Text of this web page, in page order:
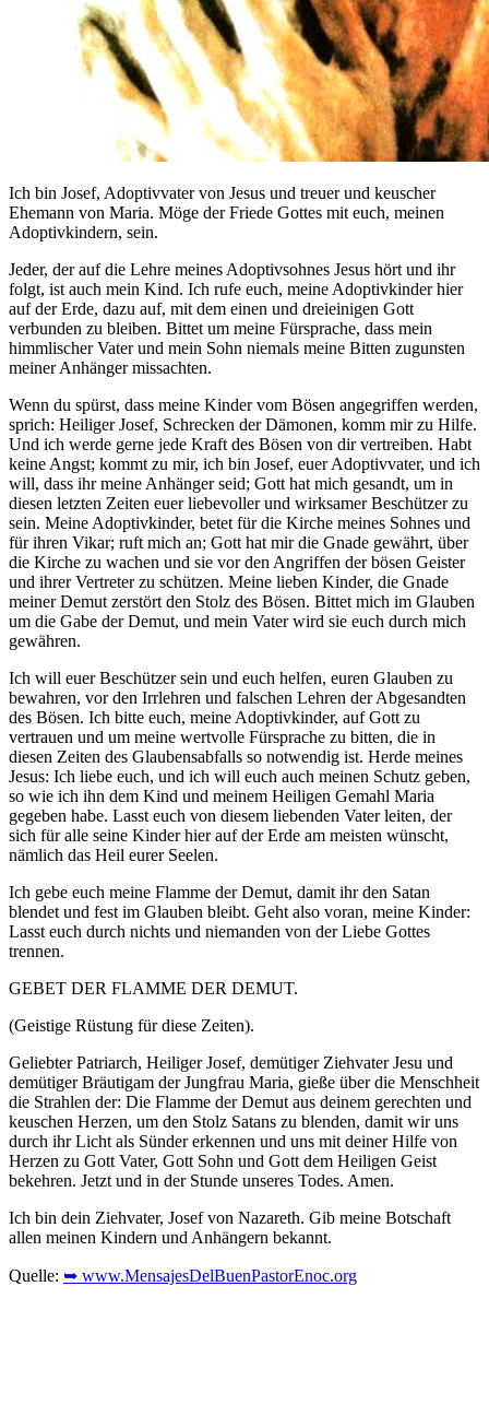
Ich bin Josef, Adoptivvater von Jesus und treuer und keuscher
Ehemann von Maria. Möge der Friede Gottes mit euch, meinen
Adoptivkindern, sein.
Jeder, der auf die Lehre meines Adoptivsohnes Jesus hört und ihr
folgt, ist auch mein Kind. Ich rufe euch, meine Adoptivkinder hier
auf der Erde, dazu auf, mit dem einen und dreieinigen Gott
verbunden zu bleiben. Bittet um meine Fürsprache, dass mein
himmlischer Vater und mein Sohn niemals meine Bitten zugunsten
meiner Anhänger missachten.
Wenn du spürst, dass meine Kinder vom Bösen angegriffen werden,
sprich: Heiliger Josef, Schrecken der Dämonen, komm mir zu Hilfe.
Und ich werde gerne jede Kraft des Bösen von dir vertreiben. Habt
keine Angst; kommt zu mir, ich bin Josef, euer Adoptivvater, und ich
will, dass ihr meine Anhänger seid; Gott hat mich gesandt, um in
diesen letzten Zeiten euer liebevoller und wirksamer Beschützer zu
sein. Meine Adoptivkinder, betet für die Kirche meines Sohnes und
für ihren Vikar; ruft mich an; Gott hat mir die Gnade gewährt, über
die Kirche zu wachen und sie vor den Angriffen der bösen Geister
und ihrer Vertreter zu schützen. Meine lieben Kinder, die Gnade
meiner Demut zerstört den Stolz des Bösen. Bittet mich im Glauben
um die Gabe der Demut, und mein Vater wird sie euch durch mich
gewähren.
Ich will euer Beschützer sein und euch helfen, euren Glauben zu
bewahren, vor den Irrlehren und falschen Lehren der Abgesandten
des Bösen. Ich bitte euch, meine Adoptivkinder, auf Gott zu
vertrauen und um meine wertvolle Fürsprache zu bitten, die in
diesen Zeiten des Glaubensabfalls so notwendig ist. Herde meines
Jesus: Ich liebe euch, und ich will euch auch meinen Schutz geben,
so wie ich ihn dem Kind und meinem Heiligen Gemahl Maria
gegeben habe. Lasst euch von diesem liebenden Vater leiten, der
sich für alle seine Kinder hier auf der Erde am meisten wünscht,
nämlich das Heil eurer Seelen.
Ich gebe euch meine Flamme der Demut, damit ihr den Satan
blendet und fest im Glauben bleibt. Geht also voran, meine Kinder:
Lasst euch durch nichts und niemanden von der Liebe Gottes
trennen.
GEBET DER FLAMME DER DEMUT.
(Geistige Rüstung für diese Zeiten).
Geliebter Patriarch, Heiliger Josef, demütiger Ziehvater Jesu und
demütiger Bräutigam der Jungfrau Maria, gieße über die Menschheit
die Strahlen der: Die Flamme der Demut aus deinem gerechten und
keuschen Herzen, um den Stolz Satans zu blenden, damit wir uns
durch ihr Licht als Sünder erkennen und uns mit deiner Hilfe von
Herzen zu Gott Vater, Gott Sohn und Gott dem Heiligen Geist
bekehren. Jetzt und in der Stunde unseres Todes. Amen.
Ich bin dein Ziehvater, Josef von Nazareth. Gib meine Botschaft
allen meinen Kindern und Anhängern bekannt.
Quelle: ➥ www.MensajesDelBuenPastorEnoc.org